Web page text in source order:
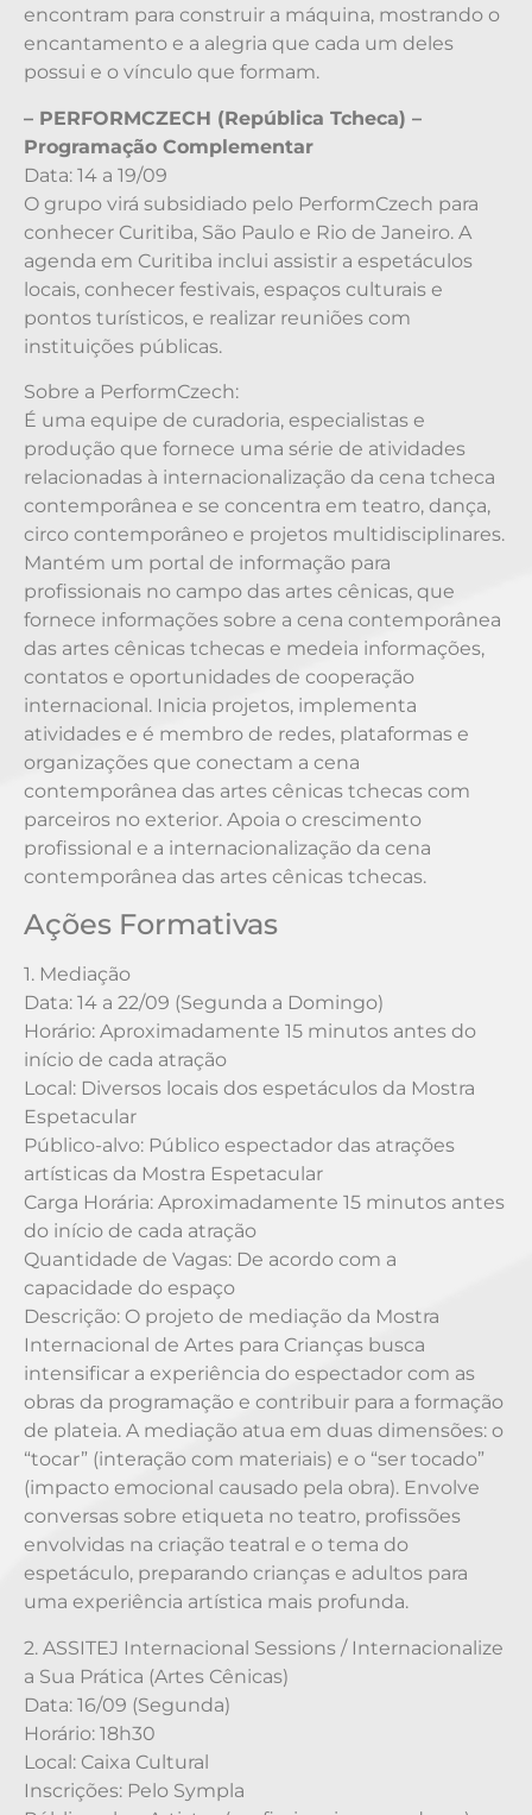
encontram para construir a máquina, mostrando o
encantamento e a alegria que cada um deles
possui e o vínculo que formam.
– PERFORMCZECH (República Tcheca) –
Programação Complementar
Data: 14 a 19/09
O grupo virá subsidiado pelo PerformCzech para
conhecer Curitiba, São Paulo e Rio de Janeiro. A
agenda em Curitiba inclui assistir a espetáculos
locais, conhecer festivais, espaços culturais e
pontos turísticos, e realizar reuniões com
instituições públicas.
Sobre a PerformCzech:
É uma equipe de curadoria, especialistas e
produção que fornece uma série de atividades
relacionadas à internacionalização da cena tcheca
contemporânea e se concentra em teatro, dança,
circo contemporâneo e projetos multidisciplinares.
Mantém um portal de informação para
profissionais no campo das artes cênicas, que
fornece informações sobre a cena contemporânea
das artes cênicas tchecas e medeia informações,
contatos e oportunidades de cooperação
internacional. Inicia projetos, implementa
atividades e é membro de redes, plataformas e
organizações que conectam a cena
contemporânea das artes cênicas tchecas com
parceiros no exterior. Apoia o crescimento
profissional e a internacionalização da cena
contemporânea das artes cênicas tchecas.
Ações Formativas
1. Mediação
Data: 14 a 22/09 (Segunda a Domingo)
Horário: Aproximadamente 15 minutos antes do
início de cada atração
Local: Diversos locais dos espetáculos da Mostra
Espetacular
Público-alvo: Público espectador das atrações
artísticas da Mostra Espetacular
Carga Horária: Aproximadamente 15 minutos antes
do início de cada atração
Quantidade de Vagas: De acordo com a
capacidade do espaço
Descrição: O projeto de mediação da Mostra
Internacional de Artes para Crianças busca
intensificar a experiência do espectador com as
obras da programação e contribuir para a formação
de plateia. A mediação atua em duas dimensões: o
“tocar” (interação com materiais) e o “ser tocado”
(impacto emocional causado pela obra). Envolve
conversas sobre etiqueta no teatro, profissões
envolvidas na criação teatral e o tema do
espetáculo, preparando crianças e adultos para
uma experiência artística mais profunda.
2. ASSITEJ Internacional Sessions / Internacionalize
a Sua Prática (Artes Cênicas)
Data: 16/09 (Segunda)
Horário: 18h30
Local: Caixa Cultural
Inscrições: Pelo Sympla